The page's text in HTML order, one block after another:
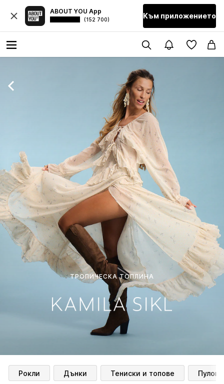
ABOUT YOU App
(152 700) Към приложението
ТРОПИЧЕСКА ТОПЛИНА
Рокли Дънки Тениски и топове